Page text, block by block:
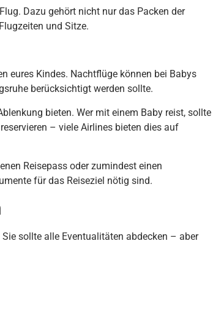
Dazu gehört nicht nur das Packen der
und Sitze.
eures Kindes. Nachtflüge können bei Babys
berücksichtigt werden sollte.
bieten. Wer mit einem Baby reist, sollte
– viele Airlines bieten dies auf
Reisepass oder zumindest einen
für das Reiseziel nötig sind.
sollte alle Eventualitäten abdecken – aber